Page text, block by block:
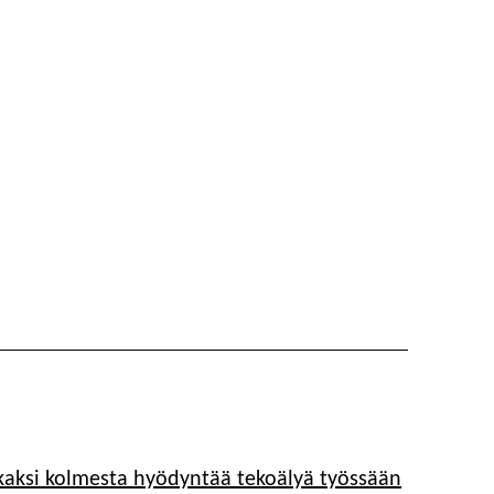
kolmesta hyödyntää tekoälyä työssään